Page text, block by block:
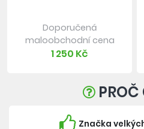
Doporučená
maloobchodní cena
1 250 Kč
PROČ
Značka